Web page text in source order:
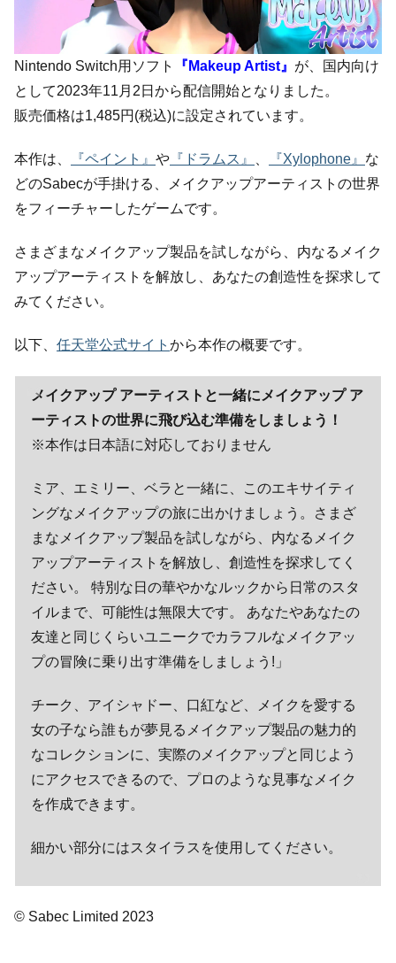
Nintendo Switch用ソフト 『Makeup Artist』 が、国内向け
として2023年11月2日から配信開始となりました。
販売価格は1,485円(税込)に設定されています。
本作は、 『ペイント』 や 『ドラムス』 『Xylophone』 な
どのSabecが手掛ける、メイクアップアーティストの世界
をフィーチャーしたゲームです。
さまざまなメイクアップ製品を試しながら、内なるメイク
アップアーティストを解放し、あなたの創造性を探求して
みてください。
以下、 任天堂公式サイト から本作の概要です。
メイクアップ アーティストと一緒にメイクアップ ア
ーティストの世界に飛び込む準備をしましょう！
※本作は日本語に対応しておりません
ミア、エミリー、ベラと一緒に、このエキサイティ
ングなメイクアップの旅に出かけましょう。さまざ
まなメイクアップ製品を試しながら、内なるメイク
アップアーティストを解放し、創造性を探求してく
ださい。 特別な日の華やかなルックから日常のスタ
イルまで、可能性は無限大です。 あなたやあなたの
友達と同じくらいユニークでカラフルなメイクアッ
プの冒険に乗り出す準備をしましょう!」
チーク、アイシャドー、口紅など、メイクを愛する
女の子なら誰もが夢見るメイクアップ製品の魅力的
なコレクションに、実際のメイクアップと同じよう
にアクセスできるので、プロのような見事なメイク
を作成できます。
細かい部分にはスタイラスを使用してください。
© Sabec Limited 2023